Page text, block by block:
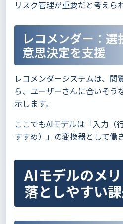
リスク管理が重要だと考えら
レコメンダー：選
意思決定を支援
レコメンダーシステムは、閲
ら、ユーザーさんに合いそう
示します。
ここでもAIモデルは「入力
すすめ）」の変換器として働
AIモデルのメ
落としやすい